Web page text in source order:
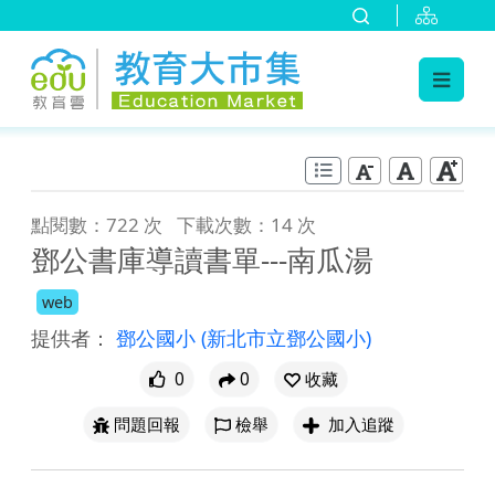
點閱數：722 次 下載次數：14 次
鄧公書庫導讀書單---南瓜湯
web
提供者： 鄧公國小 (新北市立鄧公國小)
0 0
收藏
問題回報
檢舉 加入追蹤